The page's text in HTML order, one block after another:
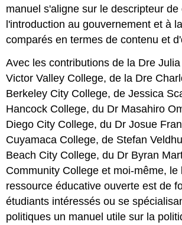
manuel s'aligne sur le descripteur
l'introduction au gouvernement et à
comparés en termes de contenu et
Avec les contributions de la Dre
Victor Valley College, de la Dre
Berkeley City College, de Jessica
Hancock College, du Dr Masahiro
Diego City College, du Dr Josue
Cuyamaca College, de Stefan
Beach City College, du Dr Byran
Community College et moi-même, le
ressource éducative ouverte est de
étudiants intéressés ou se
politiques un manuel utile sur la